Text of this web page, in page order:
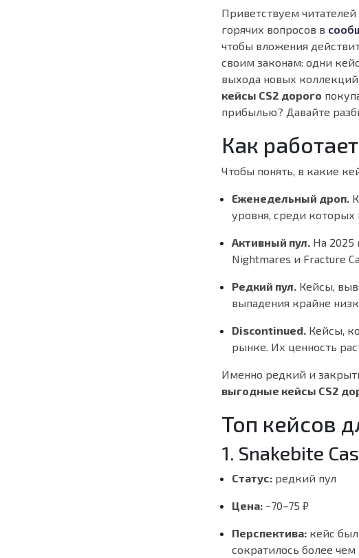
Приветствуем читателей
горячих вопросов в
чтобы вложения
своим законам: одни
выхода новых
кейсы CS2 дорого
прибылью? Давайте
Как
Чтобы понять, в какие
Еженедельный дроп.
уровня, среди
Активный пул. На 2025
Nightmares и Fracture
Редкий пул. Кейсы,
выпадения крайне
Discontinued. Кейсы,
рынке. Их ценность
Именно редкий и
выгодные кейсы CS2
Топ кейсов
1. Snakebite
Статус: редкий пул
Цена: ~70–75 ₽
Перспектива: кейс
сократилось более